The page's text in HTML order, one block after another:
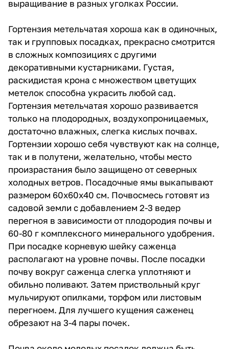
выращивание в разных уголках России.
Гортензия метельчатая хороша как в одиночных,
так и групповых посадках, прекрасно смотрится
в сложных композициях с другими
декоративными кустарниками. Густая,
раскидистая крона с множеством цветущих
метелок способна украсить любой сад.
Гортензия метельчатая хорошо развивается
только на плодородных, воздухопроницаемых,
достаточно влажных, слегка кислых почвах.
Гортензии хорошо себя чувствуют как на солнце,
так и в полутени, желательно, чтобы место
произрастания было защищено от северных
холодных ветров. Посадочные ямы выкапывают
размером 60х60х40 см. Почвосмесь готовят из
садовой земли с добавлением 2-3 ведер
перегноя в зависимости от плодородия почвы и
60-80 г комплексного минерального удобрения.
При посадке корневую шейку саженца
располагают на уровне почвы. После посадки
почву вокруг саженца слегка уплотняют и
обильно поливают. Затем приствольный круг
мульчируют опилками, торфом или листовым
перегноем. Для лучшего кущения саженец
обрезают на 3-4 пары почек.